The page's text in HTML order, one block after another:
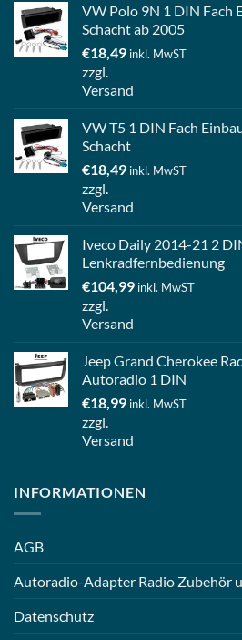
VW Polo 9N 1 DIN Fach
Schacht ab 2005
€18,49 inkl. MwST
zzgl.
Versand
VW T5 1 DIN Fach
Schacht
€18,49 inkl. MwST
zzgl.
Versand
Iveco Daily 2014-21 2
Lenkradfernbedienung
€104,99 inkl. MwST
zzgl.
Versand
Jeep Grand Cherokee
Autoradio 1 DIN
€18,99 inkl. MwST
zzgl.
Versand
INFORMATIONEN
AGB
Autoradio-Adapter Radio Zubehör
Datenschutz